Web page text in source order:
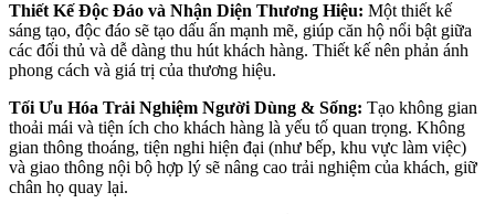
Thiết Kế Độc Đáo và Nhận Diện Thương Hiệu: Một thiết kế
sáng tạo, độc đáo sẽ tạo dấu ấn mạnh mẽ, giúp căn hộ nổi bật giữa
các đối thủ và dễ dàng thu hút khách hàng. Thiết kế nên phản ánh
phong cách và giá trị của thương hiệu.
Tối Ưu Hóa Trải Nghiệm Người Dùng & Sống: Tạo không gian
thoải mái và tiện ích cho khách hàng là yếu tố quan trọng. Không
gian thông thoáng, tiện nghi hiện đại (như bếp, khu vực làm việc)
và giao thông nội bộ hợp lý sẽ nâng cao trải nghiệm của khách, giữ
chân họ quay lại.